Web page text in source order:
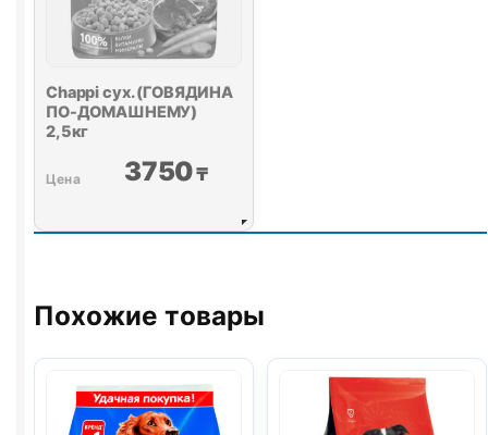
Chappi сух. (ГОВЯДИНА
ПО-ДОМАШНЕМУ)
2,5кг
3750₸
Похожие товары